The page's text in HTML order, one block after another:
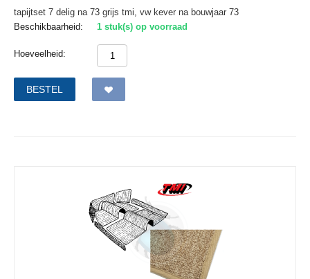
tapijtset 7 delig na 73 grijs tmi, vw kever na bouwjaar 73
Beschikbaarheid:
1 stuk(s) op voorraad
Hoeveelheid:
BESTEL